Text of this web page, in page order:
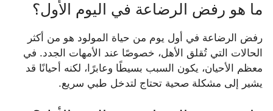
ما هو رفض الرضاعة في اليوم الأول؟
رفض الرضاعة في أول يوم من حياة المولود هو من أكثر
الحالات التي تُقلق الأهل، خصوصًا عند الأمهات الجدد. في
معظم الأحيان، يكون السبب بسيطًا وعابرًا، لكنه أحيانًا قد
يشير إلى مشكلة صحية تحتاج لتدخل طبي سريع.